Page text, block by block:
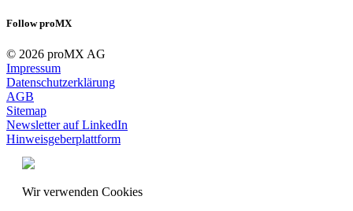
Follow proMX
© 2026 proMX AG
Impressum
Datenschutzerklärung
AGB
Sitemap
Newsletter auf LinkedIn
Hinweisgeberplattform
Wir verwenden Cookies